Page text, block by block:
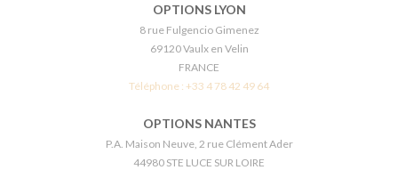
OPTIONS LYON
8 rue Fulgencio Gimenez
69120 Vaulx en Velin
FRANCE
Téléphone : +33 4 78 42 49 64
OPTIONS NANTES
P.A. Maison Neuve, 2 rue Clément Ader
44980 STE LUCE SUR LOIRE